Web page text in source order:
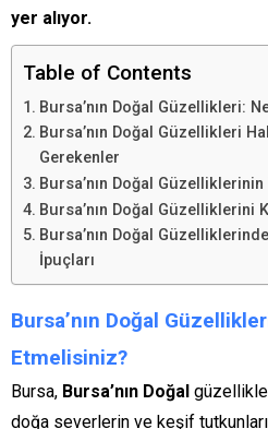
yer alıyor.
Table of Contents
Bursa’nın Doğal Güzellikleri:
Bursa’nın Doğal Güzellikleri
Gerekenler
Bursa’nın Doğal
Bursa’nın Doğal Güzelliklerini
Bursa’nın Doğal
İpuçları
Bursa’nın Doğal
Etmelisiniz?
Bursa, Bursa’nın Doğal
doğa severlerin ve keşif